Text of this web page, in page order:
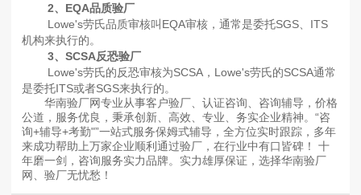
2、EQA品质验厂
Lowe's劳氏品质审核叫EQA审核，通常是委托SGS、ITS
机构来执行的。
3、SCSA反恐验厂
Lowe's劳氏的反恐审核为SCSA， Lowe's劳氏的SCSA通常
是委托ITS或者SGS来执行的。
华南验厂网专业从事客户验厂、认证咨询、咨询辅导，价格
公道，服务优良，秉承创新、高效、专业、务实企业精神。“咨
询+辅导+考勤"”一站式服务保姆式辅导，全方位实时跟踪，多年
来成功帮助上万家企业顺利通过验厂，在行业中有口皆碑！ 十
年磨一剑，咨询服务实力品牌。实力雄厚保证，选择华南验厂
网、验厂无忧愁！